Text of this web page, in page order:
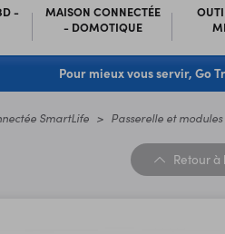
-
MAISON CONNECTÉE
- DOMOTIQUE
Pour mieux vous servir, Go
SmartLife Passerelle et
Retour à